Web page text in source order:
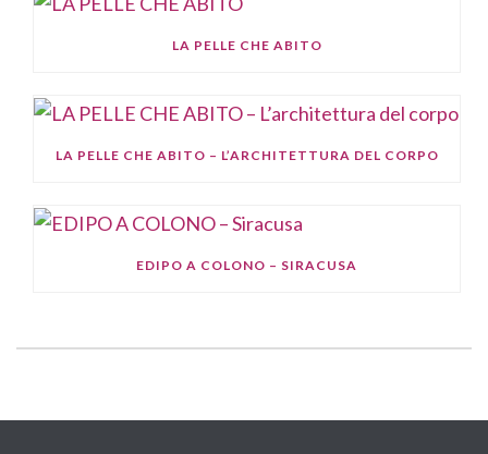
LA PELLE CHE ABITO
LA PELLE CHE ABITO – L’ARCHITETTURA DEL CORPO
EDIPO A COLONO – SIRACUSA